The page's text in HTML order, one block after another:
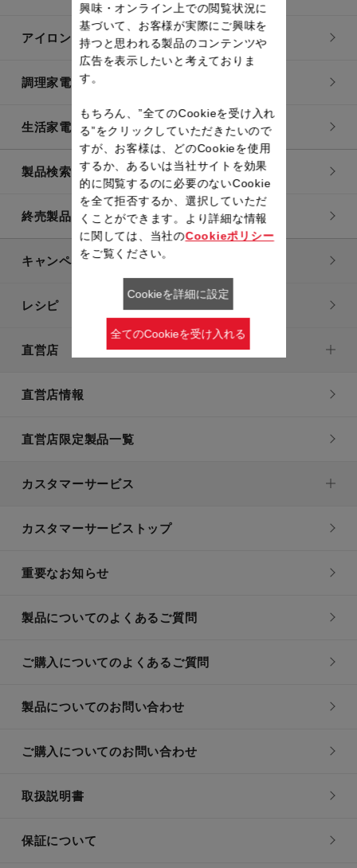
アイロン・衣類スチーマー
調理家電
生活家電
製品検索一覧
終売製品一覧
キャンペーン・特集
レシピ
直営店
直営店情報
直営店限定製品一覧
カスタマーサービス
カスタマーサービストップ
重要なお知らせ
製品についてのよくあるご質問
ご購入についてのよくあるご質問
製品についてのお問い合わせ
ご購入についてのお問い合わせ
取扱説明書
保証について
興味・オンライン上での閲覧状況に
基づいて、お客様が実際にご興味を
持つと思われる製品のコンテンツや
広告を表示したいと考えておりま
す。
もちろん、”全てのCookieを受け入れ
る”をクリックしていただきたいので
すが、お客様は、どのCookieを使用
するか、あるいは当社サイトを効果
的に閲覧するのに必要のないCookie
を全て拒否するか、選択していただ
くことができます。より詳細な情報
に関しては、当社のCookieポリシー
をご覧ください。
Cookieを詳細に設定
全てのCookieを受け入れる